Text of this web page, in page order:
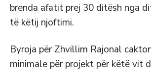
brenda afatit prej 30 ditësh nga
të këtij njoftimi.
Byroja për Zhvillim Rajonal
minimale për projekt për këtë vit